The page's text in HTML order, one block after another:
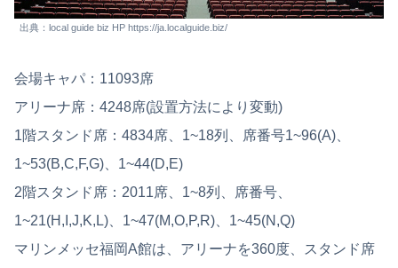
出典：local guide biz HP https://ja.localguide.biz/
会場キャパ：11093席
アリーナ席：4248席(設置方法により変動)
1階スタンド席：4834席、1~18列、席番号1~96(A)、
1~53(B,C,F,G)、1~44(D,E)
2階スタンド席：2011席、1~8列、席番号、
1~21(H,I,J,K,L)、1~47(M,O,P,R)、1~45(N,Q)
マリンメッセ福岡A館は、アリーナを360度、スタンド席